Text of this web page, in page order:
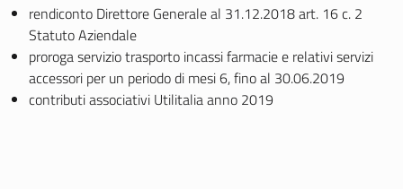
rendiconto Direttore Generale al 31.12.2018 art. 16 c. 2
Statuto Aziendale
proroga servizio trasporto incassi farmacie e relativi servizi
accessori per un periodo di mesi 6, fino al 30.06.2019
contributi associativi Utilitalia anno 2019